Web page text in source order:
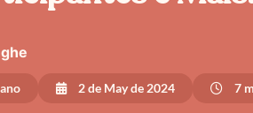
2 de May de 2024 7